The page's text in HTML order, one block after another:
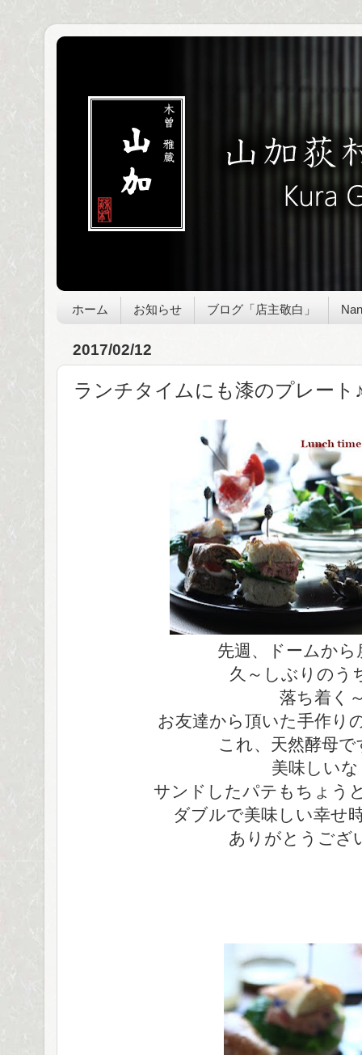
ホーム お知らせ ブログ「店主敬白」
2017/02/12
ランチタイムにも漆のプレート
先週、ドームか
久～しぶりのう
落ち着く
お友達から頂いた手作り
これ、天然酵母
美味しい
サンドしたパテもちょう
ダブルで美味しい幸せ
ありがとうござ